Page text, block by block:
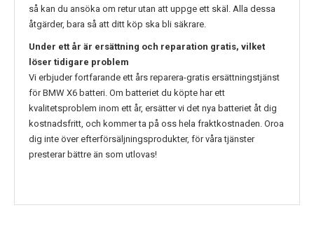
så kan du ansöka om retur utan att uppge ett skäl. Alla dessa
åtgärder, bara så att ditt köp ska bli säkrare.
Under ett år är ersättning och reparation gratis, vilket
löser tidigare problem
Vi erbjuder fortfarande ett års reparera-gratis ersättningstjänst
förBMW X6 batteri. Om batteriet du köpte har ett
kvalitetsproblem inom ett år, ersätter vi det nya batteriet åt dig
kostnadsfritt, och kommer ta på oss hela fraktkostnaden. Oroa
dig inte över efterförsäljningsprodukter, för våra tjänster
presterar bättre än som utlovas!